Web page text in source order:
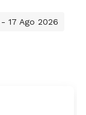
17 Ago 2026